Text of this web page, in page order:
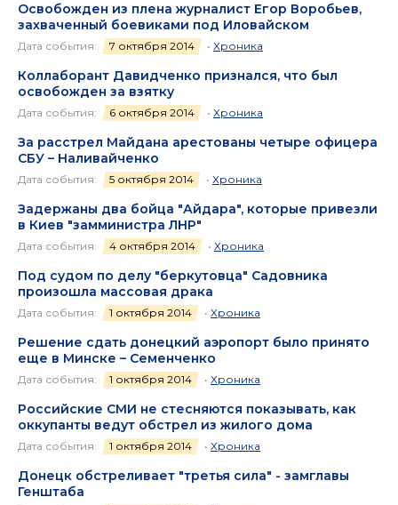
Освобожден из плена журналист Егор Воробьев,
захваченный боевиками под Иловайском
Дата события: 7 октября 2014 • Хроника
Коллаборант Давидченко признался, что был
освобожден за взятку
Дата события: 6 октября 2014 • Хроника
За расстрел Майдана арестованы четыре офицера
СБУ – Наливайченко
Дата события: 5 октября 2014 • Хроника
Задержаны два бойца "Айдара", которые привезли
в Киев "замминистра ЛНР"
Дата события: 4 октября 2014 • Хроника
Под судом по делу "беркутовца" Садовника
произошла массовая драка
Дата события: 1 октября 2014 • Хроника
Решение сдать донецкий аэропорт было принято
еще в Минске – Семенченко
Дата события: 1 октября 2014 • Хроника
Российские СМИ не стесняются показывать, как
оккупанты ведут обстрел из жилого дома
Дата события: 1 октября 2014 • Хроника
Донецк обстреливает "третья сила" - замглавы
Генштаба